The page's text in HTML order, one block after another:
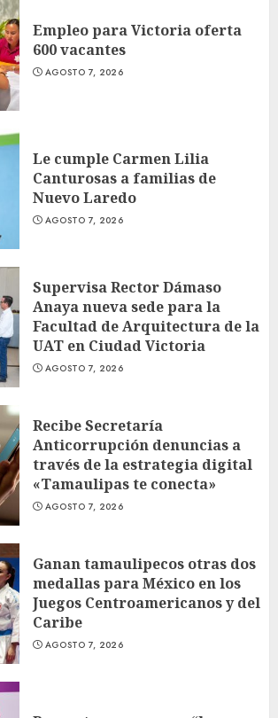
Empleo para Victoria oferta
600 vacantes
AGOSTO 7, 2026
Le cumple Carmen Lilia
Canturosas a familias de
Nuevo Laredo
AGOSTO 7, 2026
Supervisa Rector Dámaso
Anaya nueva sede para la
Facultad de Arquitectura de la
UAT en Ciudad Victoria
AGOSTO 7, 2026
Recibe Secretaría
Anticorrupción denuncias a
través de la estrategia digital
«Tamaulipas te conecta»
AGOSTO 7, 2026
Ganan tamaulipecos otras dos
medallas para México en los
Juegos Centroamericanos y del
Caribe
AGOSTO 7, 2026